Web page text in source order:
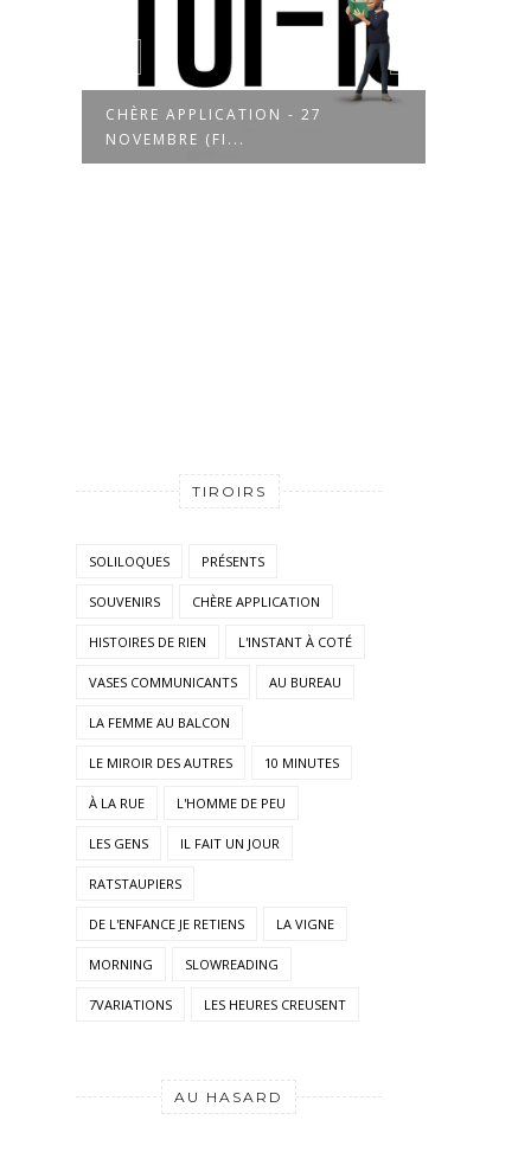
CHÈRE APPLICATION - 26
NOVEMBRE
TIROIRS
SOLILOQUES PRÉSENTS
SOUVENIRS CHÈRE APPLICATION
HISTOIRES DE RIEN L'INSTANT À COTÉ
VASES COMMUNICANTS AU BUREAU
LA FEMME AU BALCON
LE MIROIR DES AUTRES 10 MINUTES
À LA RUE L'HOMME DE PEU
LES GENS IL FAIT UN JOUR
RATSTAUPIERS
DE L'ENFANCE JE RETIENS LA VIGNE
MORNING SLOWREADING
7VARIATIONS LES HEURES CREUSENT
AU HASARD